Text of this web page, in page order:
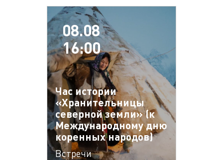
08.08
16:00
Час истории
«Хранительницы
северной земли» (к
Международному дню
коренных народов)
Встречи